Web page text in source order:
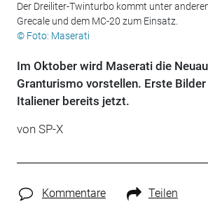
Der Dreiliter-Twinturbo kommt unter
Grecale und dem MC-20 zum Einsatz.
© Foto: Maserati
Im Oktober wird Maserati die
Granturismo vorstellen. Erste
Italiener bereits jetzt.
von SP-X
Kommentare Teilen